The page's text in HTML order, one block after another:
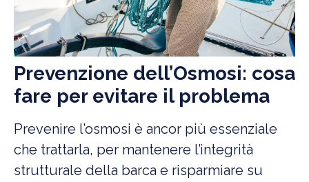
Prevenzione dell’Osmosi: cosa
fare per evitare il problema
Prevenire l’osmosi è ancor più essenziale
che trattarla, per mantenere l’integrità
strutturale della barca e risparmiare su